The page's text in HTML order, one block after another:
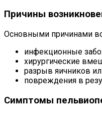
Причины
Основными причинами
инфекционные
хирургические
разрыв яичников
повреждения в
Симптомы